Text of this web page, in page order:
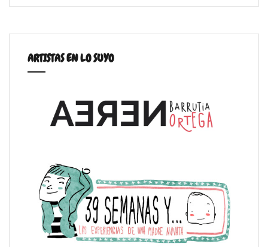
ARTISTAS EN LO SUYO